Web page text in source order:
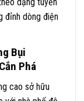
đỉnh dòng điện
Bụi
Phá
cao sở hữu